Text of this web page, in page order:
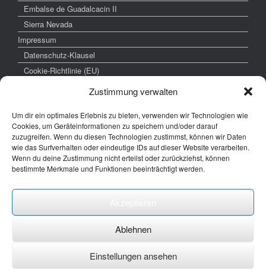
Zustimmung verwalten
Um dir ein optimales Erlebnis zu bieten, verwenden wir Technologien wie
Cookies, um Geräteinformationen zu speichern und/oder darauf
zuzugreifen. Wenn du diesen Technologien zustimmst, können wir Daten
wie das Surfverhalten oder eindeutige IDs auf dieser Website verarbeiten.
Wenn du deine Zustimmung nicht erteilst oder zurückziehst, können
bestimmte Merkmale und Funktionen beeinträchtigt werden.
Ablehnen
Einstellungen ansehen
Embalse de Guadalcacin II
Sierra Nevada
Impressum
Datenschutz-Klausel
Cookie-Richtlinie (EU)
weitere interessante Links
www.hochzeitsfoto-tk.de
www.fotografie-kraemer.de
E-Mail: thomas ( @) thomas-kraemer-fotografie.de
Ein Theme vonSiteOrigin